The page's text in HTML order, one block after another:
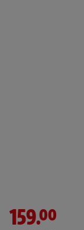
159.00